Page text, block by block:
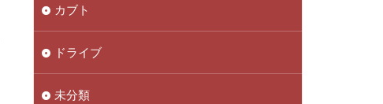
カブト
ドライブ
未分類